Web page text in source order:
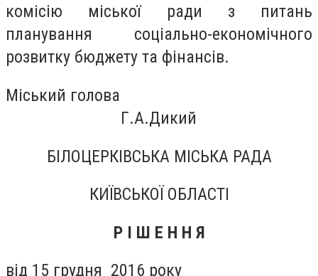
комісію міської ради з питань
планування соціально-економічного
розвитку бюджету та фінансів.
Міський голова
Г.А.Дикий
БІЛОЦЕРКІВСЬКА МІСЬКА РАДА
КИЇВСЬКОЇ ОБЛАСТІ
Р І Ш Е Н Н Я
від 15 грудня 2016 року